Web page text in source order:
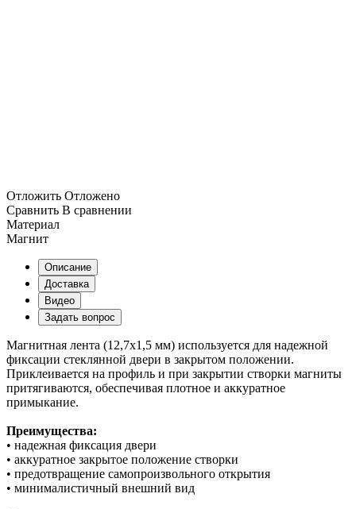
Отложить Отложено
Сравнить В сравнении
Материал
Магнит
Описание
Доставка
Видео
Задать вопрос
Магнитная лента (12,7х1,5 мм) используется для надежной
фиксации стеклянной двери в закрытом положении.
Приклеивается на профиль и при закрытии створки магниты
притягиваются, обеспечивая плотное и аккуратное
примыкание.
Преимущества:
• надежная фиксация двери
• аккуратное закрытое положение створки
• предотвращение самопроизвольного открытия
• минималистичный внешний вид